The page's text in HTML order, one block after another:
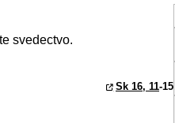
svedectvo.
Sk 16, 11-15